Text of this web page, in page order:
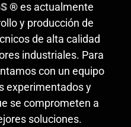
®es actualmente
y producción de
de alta calidad
industriales. Para
con un equipo
experimentados y
se comprometen a
soluciones.